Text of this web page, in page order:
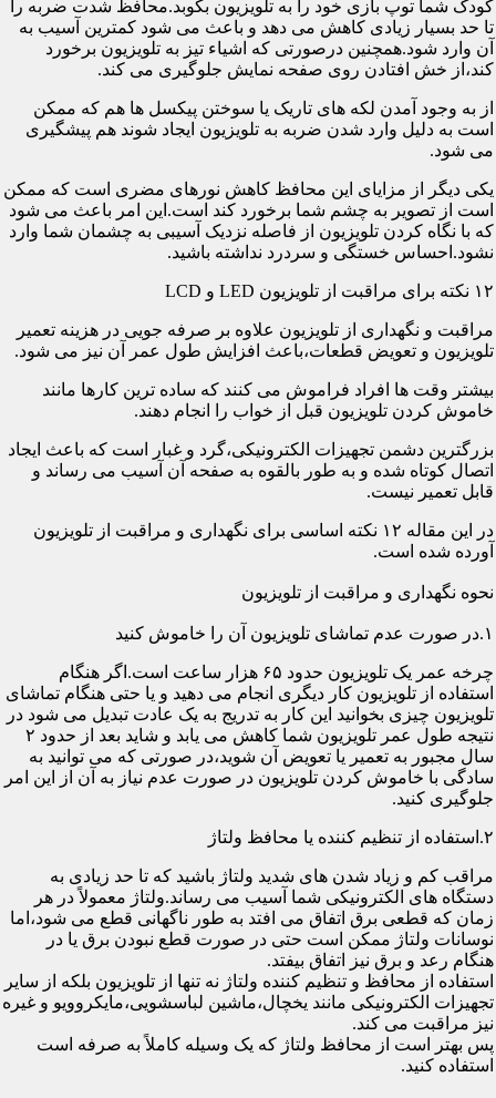
کودک شما توپ بازی خود را به تلویزیون بکوبد.محافظ شدت ضربه را
تا حد بسیار زیادی کاهش می دهد و باعث می شود کمترین آسیب به
آن وارد شود.همچنین درصورتی که اشیاء تیز به تلویزیون برخورد
کند،از خش افتادن روی صفحه نمایش جلوگیری می کند.
از به وجود آمدن لکه های تاریک یا سوختن پیکسل ها هم که ممکن
است به دلیل وارد شدن ضربه به تلویزیون ایجاد شوند هم پیشگیری
می شود.
یکی دیگر از مزایای این محافظ کاهش نورهای مضری است که ممکن
است از تصویر به چشم شما برخورد کند است.این امر باعث می شود
که با نگاه کردن تلویزیون از فاصله نزدیک آسیبی به چشمان شما وارد
نشود.احساس خستگی و سردرد نداشته باشید.
۱۲ نکته برای مراقبت از تلویزیون LED و LCD
مراقبت و نگهداری از تلویزیون علاوه بر صرفه جویی در هزینه تعمیر
تلویزیون و تعویض قطعات،باعث افزایش طول عمر آن نیز می شود.
بیشتر وقت ها افراد فراموش می کنند که ساده ترین کارها مانند
خاموش کردن تلویزیون قبل از خواب را انجام دهند.
بزرگترین دشمن تجهیزات الکترونیکی،گرد و غبار است که باعث ایجاد
اتصال کوتاه شده و به طور بالقوه به صفحه آن آسیب می رساند و
قابل تعمیر نیست.
در این مقاله ۱۲ نکته اساسی برای نگهداری و مراقبت از تلویزیون
آورده شده است.
نحوه نگهداری و مراقبت از تلویزیون
۱.در صورت عدم تماشای تلویزیون آن را خاموش کنید
چرخه عمر یک تلویزیون حدود ۶۵ هزار ساعت است.اگر هنگام
استفاده از تلویزیون کار دیگری انجام می دهید و یا حتی هنگام تماشای
تلویزیون چیزی بخوانید این کار به تدریج به یک عادت تبدیل می شود در
نتیجه طول عمر تلویزیون شما کاهش می یابد و شاید بعد از حدود ۲
سال مجبور به تعمیر یا تعویض آن شوید،در صورتی که می توانید به
سادگی با خاموش کردن تلویزیون در صورت عدم نیاز به آن از این امر
جلوگیری کنید.
۲.استفاده از تنظیم کننده یا محافظ ولتاژ
مراقب کم و زیاد شدن های شدید ولتاژ باشید که تا حد زیادی به
دستگاه های الکترونیکی شما آسیب می رساند.ولتاژ معمولاً در هر
زمان که قطعی برق اتفاق می افتد به طور ناگهانی قطع می شود،اما
نوسانات ولتاژ ممکن است حتی در صورت قطع نبودن برق یا در
هنگام رعد و برق نیز اتفاق بیفتد.
استفاده از محافظ و تنظیم کننده ولتاژ نه تنها از تلویزیون بلکه از سایر
تجهیزات الکترونیکی مانند یخچال،ماشین لباسشویی،مایکروویو و غیره
نیز مراقبت می کند.
پس بهتر است از محافظ ولتاژ که یک وسیله کاملاً به صرفه است
استفاده کنید.